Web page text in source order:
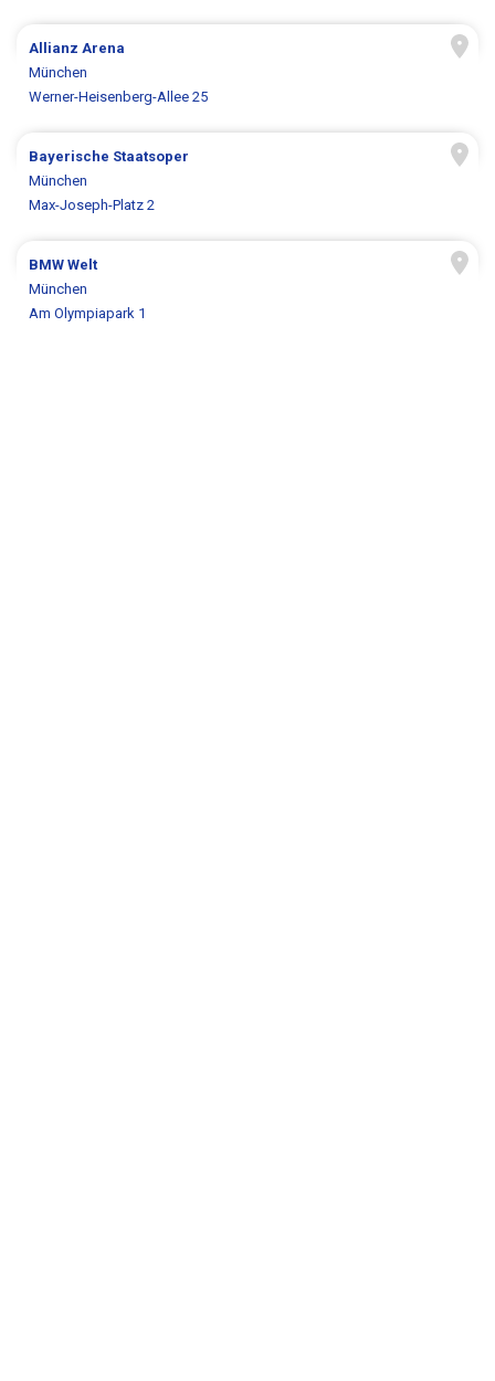
Allianz Arena
München
Werner-Heisenberg-Allee 25
Bayerische Staatsoper
München
Max-Joseph-Platz 2
BMW Welt
München
Am Olympiapark 1